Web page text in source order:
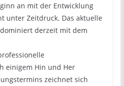
an mit der Entwicklung
unter Zeitdruck. Das aktuelle
derzeit mit dem
einigem Hin und Her
zeichnet sich